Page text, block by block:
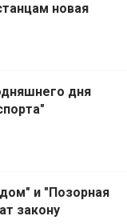
новая
дня
и "Позорная
закону